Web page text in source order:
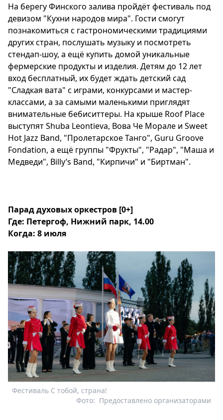
На берегу Финского залива пройдёт фестиваль под
девизом "Кухни народов мира". Гости смогут
познакомиться с гастрономическими традициями
других стран, послушать музыку и посмотреть
стендап-шоу, а ещё купить домой уникальные
фермерские продукты и изделия. Детям до 12 лет
вход бесплатный, их будет ждать детский сад
"Сладкая вата" с играми, конкурсами и мастер-
классами, а за самыми маленькими приглядят
внимательные бебиситтеры. На крыше Roof Place
выступят Shuba Leontieva, Вова Че Морале и Sweet
Hot Jazz Band, "Пролетарское Танго", Guru Groove
Fondation, а ещё группы "Фрукты", "Радар", "Маша и
Медведи", Billy’s Band, "Кирпичи" и "Биртман".
Парад духовых оркестров [0+]
Где: Петергоф, Нижний парк, 14.00
Когда: 8 июля
Фестиваль С тобой, страна!
Предоставлено организаторами
Фото: